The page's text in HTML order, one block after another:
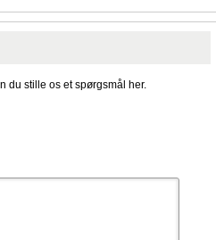
du stille os et spørgsmål her.